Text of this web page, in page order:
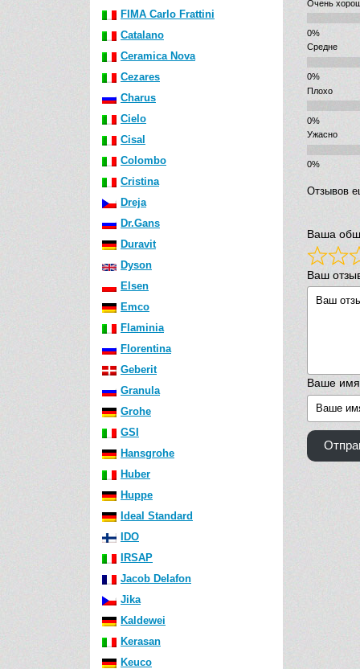
FIMA Carlo Frattini
Catalano
Ceramica Nova
Cezares
Charus
Cielo
Cisal
Colombo
Cristina
Dreja
Dr.Gans
Duravit
Dyson
Elsen
Emco
Flaminia
Florentina
Geberit
Granula
Grohe
GSI
Hansgrohe
Huber
Huppe
Ideal Standard
IDO
IRSAP
Jacob Delafon
Jika
Kaldewei
Kerasan
Keuco
Очень
Средне
Плохо
Ужасно
Отзывов
Ваша
Ваш
Ваше имя